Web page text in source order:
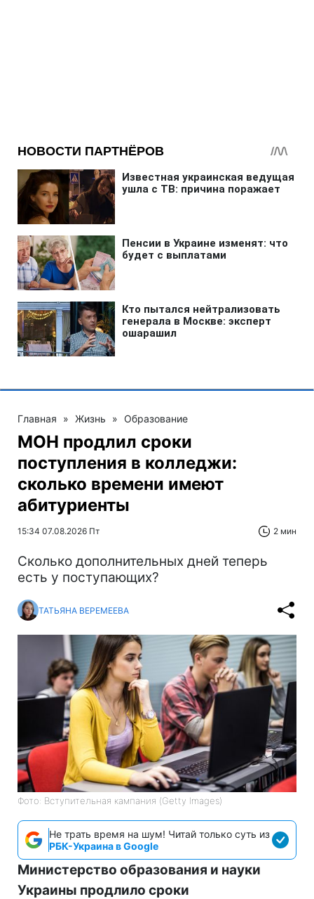
Главная » Жизнь » Образование
МОН продлил сроки
поступления в колледжи:
сколько времени имеют
абитуриенты
15:34 07.08.2026 Пт 2 мин
Сколько дополнительных дней теперь
есть у поступающих?
ТАТЬЯНА ВЕРЕМЕЕВА
Фото: Вступительная кампания (Getty Images)
Не трать время на шум! Читай только суть из
РБК-Украина в Google
Министерство образования и науки
Украины продлило сроки